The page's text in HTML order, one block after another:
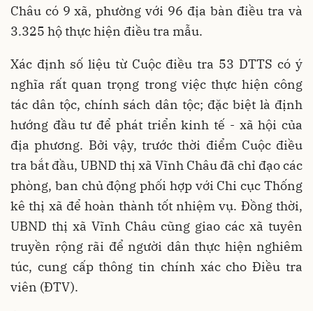
Châu có 9 xã, phường với 96 địa bàn điều tra và
3.325 hộ thực hiện điều tra mẫu.
Xác định số liệu từ Cuộc điều tra 53 DTTS có ý
nghĩa rất quan trọng trong việc thực hiện công
tác dân tộc, chính sách dân tộc; đặc biệt là định
hướng đầu tư để phát triển kinh tế - xã hội của
địa phương. Bởi vậy, trước thời điểm Cuộc điều
tra bắt đầu, UBND thị xã Vĩnh Châu đã chỉ đạo các
phòng, ban chủ động phối hợp với Chi cục Thống
kê thị xã để hoàn thành tốt nhiệm vụ. Đồng thời,
UBND thị xã Vĩnh Châu cũng giao các xã tuyên
truyền rộng rãi để người dân thực hiện nghiêm
túc, cung cấp thông tin chính xác cho Điều tra
viên (ĐTV).